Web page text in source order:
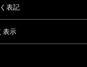
表記
表示